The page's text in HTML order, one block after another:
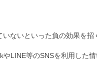
ないといった負の効果を招
LINE等のSNSを利用した情